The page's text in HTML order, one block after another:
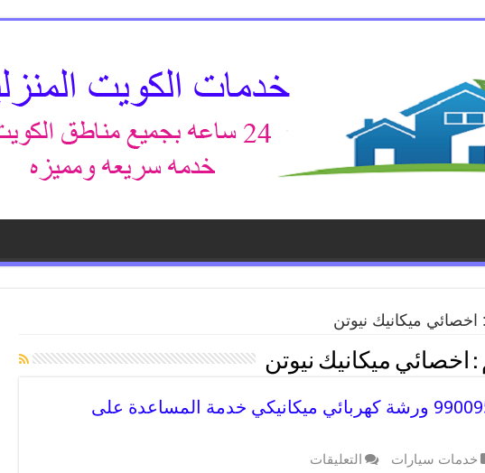
اخصائي ميكانيك نيوتن
: اخصائي ميكانيك نيوتن
كراج نيوتن 99009551 ورشة كهربائي ميكانيكي خدمة المساعدة على
خدمات سيارات التعليقات